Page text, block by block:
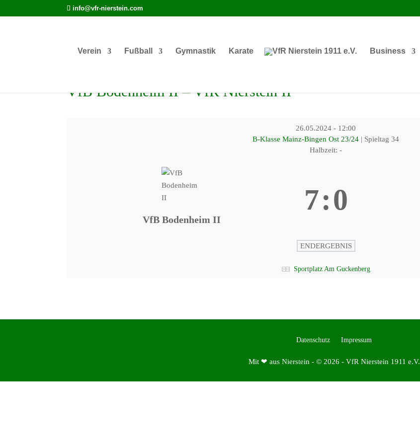
info@vfr-nierstein.com
Verein Fußball Gymnastik Karate Business
VfB Bodenheim II – VfR Nierstein II
26.05.2024 - 12:00
B-Klasse Mainz-Bingen Ost 23/24 | Spieltag 34
Halbzeit: -
VfB Bodenheim II
7:0
ENDERGEBNIS
Sportplatz Am Guckenberg
Datenschutz Impressum
Mit ❤ aus Nierstein - © 2026 - VfR Nierstein 1911 e.V.